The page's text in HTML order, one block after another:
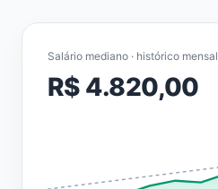
Salário mediano · histórico mensal
R$ 4.820,00